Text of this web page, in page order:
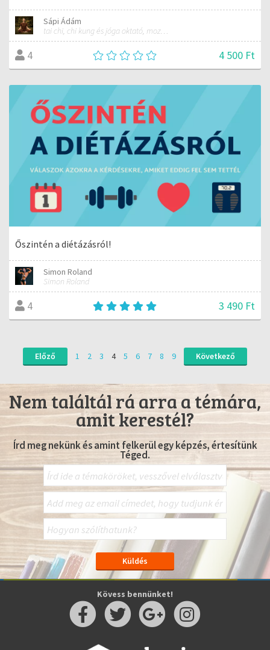
Sápi Ádám
tai chi, chi kung és jóga oktató, mozgásterapeuta, buddhista tanító
4 4 500 Ft
Őszintén a diétázásról!
Simon Roland
Simon Roland
4 3 490 Ft
Előző 1 2 3 4 5 6 7 8 9 Következő
Nem találtál rá arra a témára,
amit kerestél?
Írd meg nekünk és amint felkerül egy képzés, értesítünk
Téged.
Kövess bennünket!